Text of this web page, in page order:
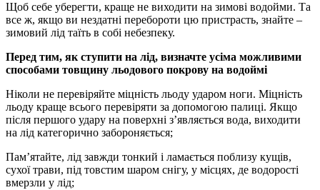
Щоб себе уберегти, краще не виходити на зимові водойми. Та
все ж, якщо ви нездатні перебороти цю пристрасть, знайте –
зимовий лід таїть в собі небезпеку.
Перед тим, як ступити на лід, визначте усіма можливими
способами товщину льодового покрову на водоймі
Ніколи не перевіряйте міцність льоду ударом ноги. Міцність
льоду краще всього перевіряти за допомогою палиці. Якщо
після першого удару на поверхні з’являється вода, виходити
на лід категорично забороняється;
Пам’ятайте, лід завжди тонкий і ламається поблизу кущів,
сухої трави, під товстим шаром снігу, у місцях, де водорості
вмерзли у лід;